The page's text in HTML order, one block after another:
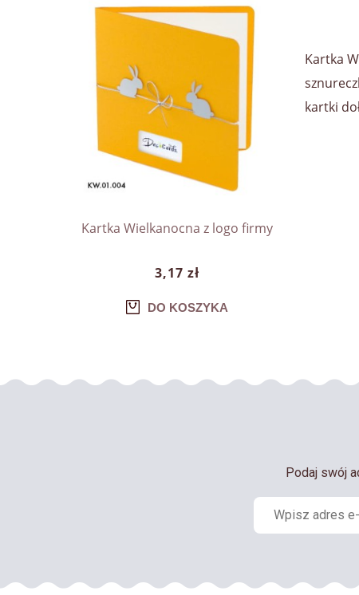
Kartka Wielkanocna z logo firmy
3,17 zł
DO KOSZYKA
Kartka
kartki
Podaj swój